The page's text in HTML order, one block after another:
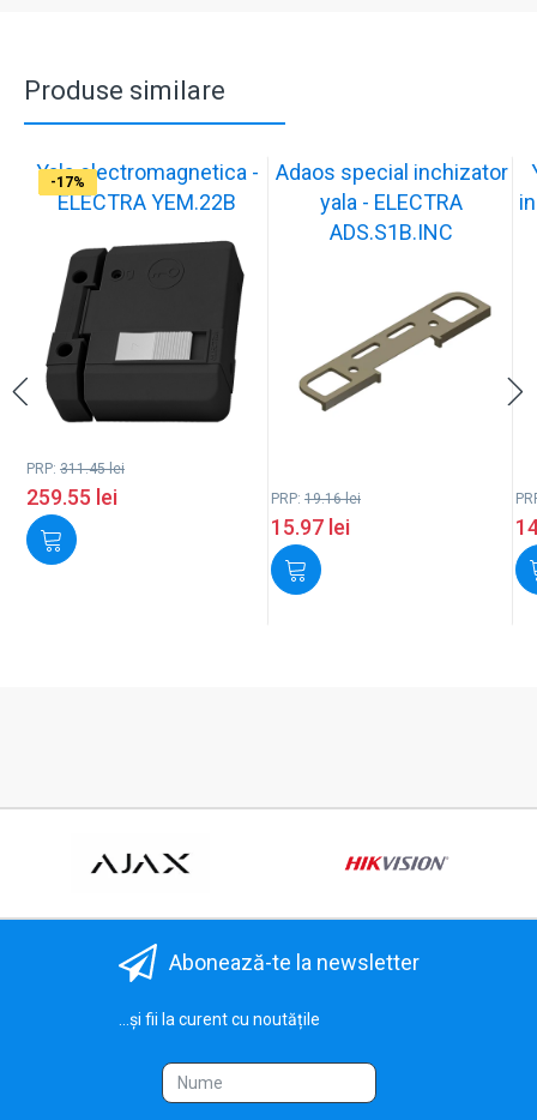
Produse similare
-17%
Yala electromagnetica -
ELECTRA YEM.22B
PRP: 311.45lei
259.55 lei
-17%
Adaos special inchizator
yala - ELECTRA
ADS.S1B.INC
PRP: 19.16lei
15.97 lei
-17%
-17%
-17%
-17%
-17%
-17%
-17%
-17%
Abonează-te la newsletter
...și fii la curent cu noutățile